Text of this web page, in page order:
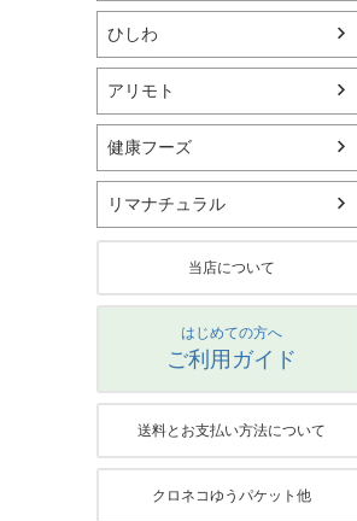
ひしわ
アリモト
健康フーズ
リマナチュラル
当店について
はじめての方へ
ご利用ガイド
送料とお支払い方法について
クロネコゆうパケット他